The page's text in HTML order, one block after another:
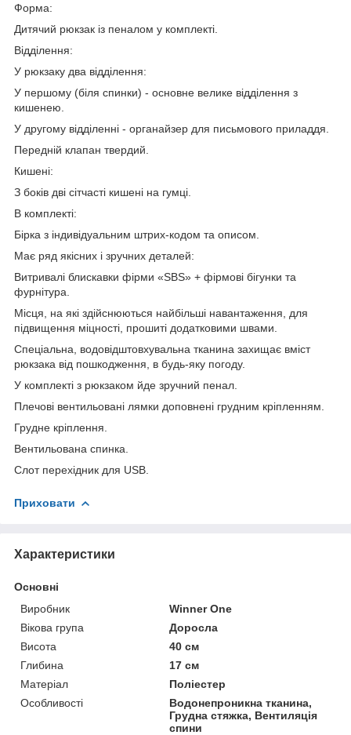
Форма:
Дитячий рюкзак із пеналом у комплекті.
Відділення:
У рюкзаку два відділення:
У першому (біля спинки) - основне велике відділення з
кишенею.
У другому відділенні - органайзер для письмового приладдя.
Передній клапан твердий.
Кишені:
З боків дві сітчасті кишені на гумці.
В комплекті:
Бірка з індивідуальним штрих-кодом та описом.
Має ряд якісних і зручних деталей:
Витривалі блискавки фірми «SBS» + фірмові бігунки та
фурнітура.
Місця, на які здійснюються найбільші навантаження, для
підвищення міцності, прошиті додатковими швами.
Спеціальна, водовідштовхувальна тканина захищає вміст
рюкзака від пошкодження, в будь-яку погоду.
У комплекті з рюкзаком йде зручний пенал.
Плечові вентильовані лямки доповнені грудним кріпленням.
Грудне кріплення.
Вентильована спинка.
Слот перехідник для USB.
Приховати
Характеристики
Основні
Виробник
Winner One
Вікова група
Доросла
Висота
40 см
Глибина
17 см
Матеріал
Поліестер
Особливості
Водонепроникна тканина,
Грудна стяжка, Вентиляція
спини